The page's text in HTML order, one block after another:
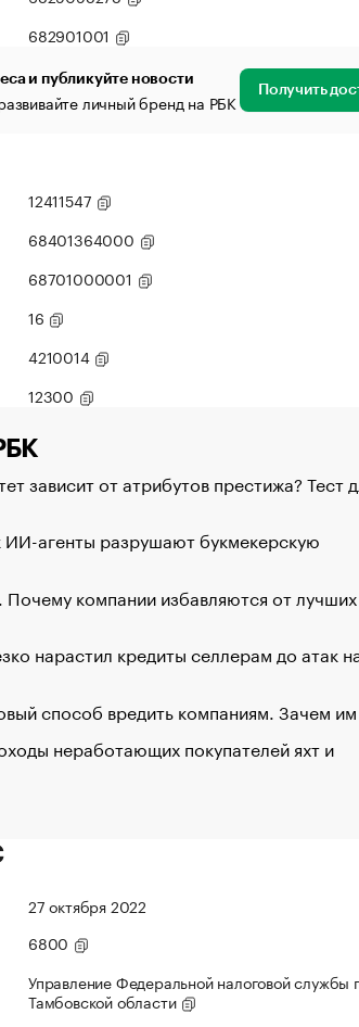
682901001
и публикуйте новости
личный бренд на РБК Получить
12411547
68401364000
68701000001
16
4210014
12300
зависит от атрибутов престижа? Тест
ИИ-агенты разрушают букмекерскую
компании избавляются от лучших
нарастил кредиты селлерам до атак
способ вредить компаниям. Зачем
неработающих покупателей яхт и
27 октября 2022
6800
Управление Федеральной налоговой службы
Тамбовской области